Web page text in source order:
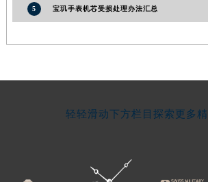
山东省东营市东营区济南路宝玑售后服务中
山东省济宁市任城区太白楼路宝玑售后服
山东省临沂市兰山区解放路宝玑售后服务
山东省潍坊市奎文区东风东街宝玑售后服
5 宝玑手表机芯受损处理办法汇总
轻轻滑动下方栏目探索更多